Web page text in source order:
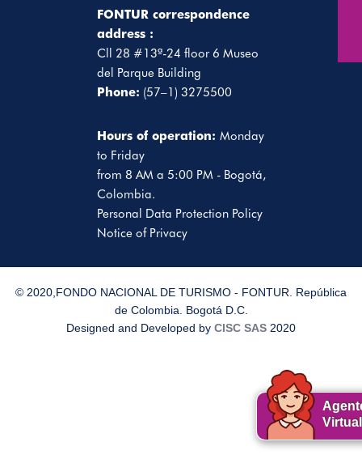
FONTUR correspondence
address :
Cll 28 #13ª-24 floor 6 Museo
del Parque Building
Phone: (57–1) 3275500
Hours of operation: Monday
to Friday
from 8 AM a 5:00 PM - Bogotá,
Colombia.
Personal Data Protection Policy
Notice of Privacy
© 2020,FONDO NACIONAL DE TURISMO - FONTUR. República
de Colombia. Bogotá D.C.
Designed and Developed by CISC SAS 2020
Virtual